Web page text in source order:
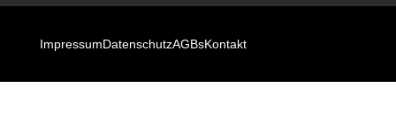
ImpressumDatenschutzAGBsKontakt